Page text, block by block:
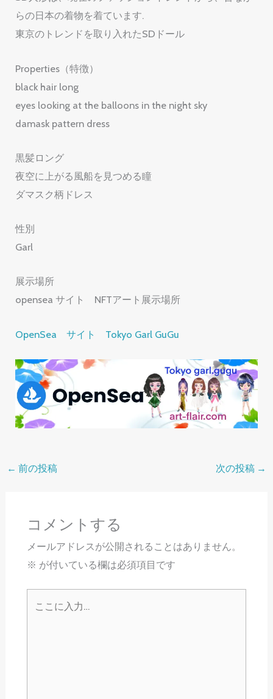
らの日本の着物を着ています.
東京のトレンドを取り入れたSDドール
Properties（特徴）
black hair long
eyes looking at the balloons in the night sky
damask pattern dress
黒髪ロング
夜空に上がる風船を見つめる瞳
ダマスク柄ドレス
性別
Garl
展示場所
opensea サイト NFTアート展示場所
OpenSea サイト Tokyo Garl GuGu
← 前の投稿 次の投稿 →
コメントする
メールアドレスが公開されることはありません。
※ が付いている欄は必須項目です